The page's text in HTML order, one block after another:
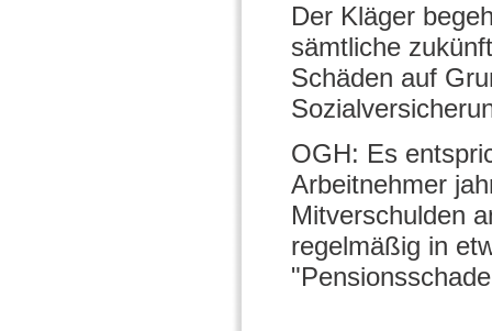
Der Kläger
sämtliche
Schäden auf
OGH: Es
Arbeitnehmer
Mitverschulden
regelmäßig in